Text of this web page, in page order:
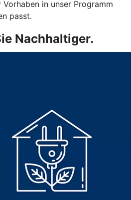
in unser Programm
passt.
Nachhaltiger.